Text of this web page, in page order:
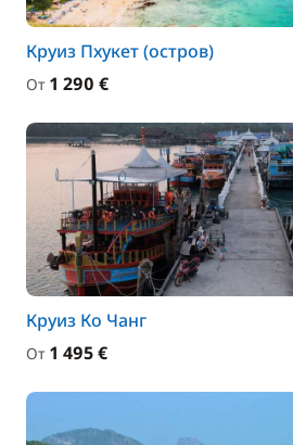
Круиз Пхукет (остров)
От 1 290 €
Круиз Ко Чанг
От 1 495 €